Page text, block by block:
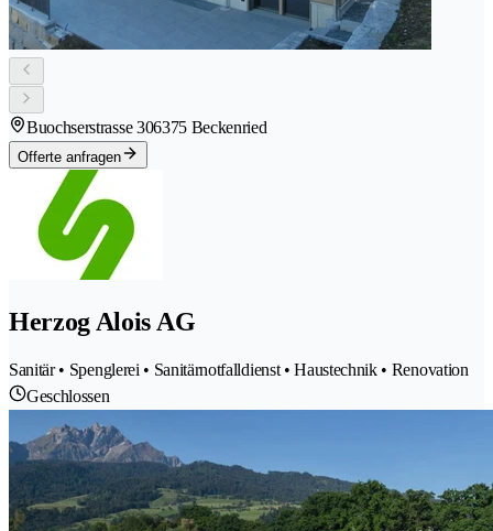
Buochserstrasse 306375 Beckenried
Offerte anfragen
Herzog Alois AG
Sanitär • Spenglerei • Sanitärnotfalldienst • Haustechnik • Renovation
Geschlossen